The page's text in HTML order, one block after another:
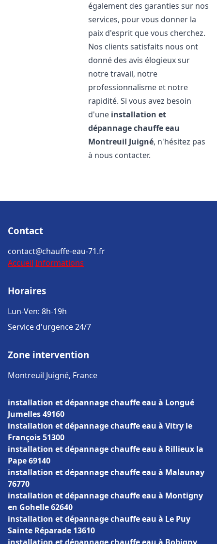
également des garanties sur nos
services, pour vous donner la
paix d'esprit que vous cherchez.
Nos clients satisfaits nous ont
donné des avis élogieux sur
notre travail, notre
professionnalisme et notre
rapidité. Si vous avez besoin
d'une installation et
dépannage chauffe eau
Montreuil Juigné, n'hésitez pas
à nous contacter.
Contact
contact@chauffe-eau-71.fr
Accueil Informations
Horaires
Lun-Ven: 8h-19h
Service d'urgence 24/7
Zone intervention
Montreuil Juigné, France
installation et dépannage chauffe eau à Longué
Jumelles 49160
installation et dépannage chauffe eau à Vitry le
François 51300
installation et dépannage chauffe eau à Rillieux la
Pape 69140
installation et dépannage chauffe eau à Malaunay
76770
installation et dépannage chauffe eau à Montigny
en Gohelle 62640
installation et dépannage chauffe eau à Le Puy
Sainte Réparade 13610